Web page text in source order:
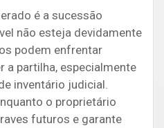
é a sucessão
não esteja devidamente
podem enfrentar
a partilha, especialmente
inventário judicial.
o proprietário
futuros e garante